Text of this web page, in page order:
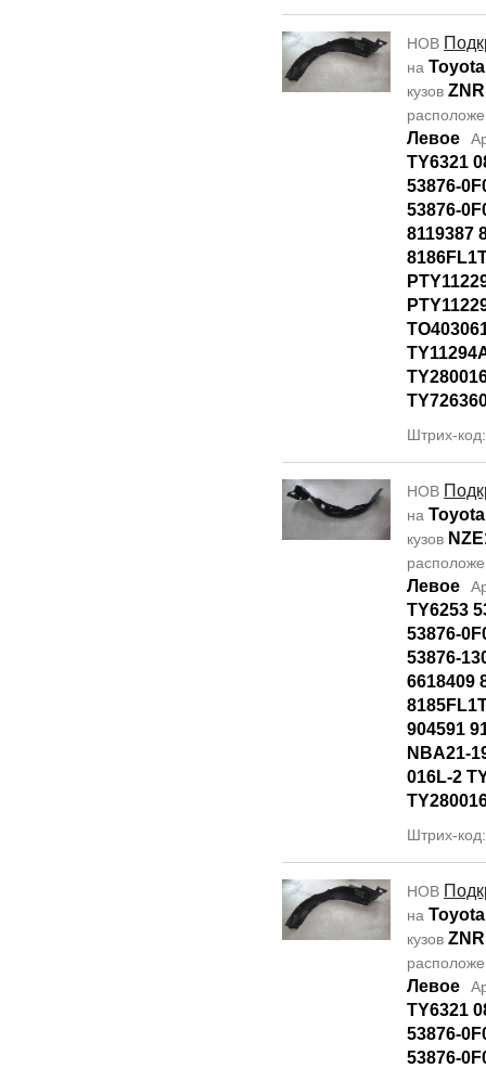
НОВ
на
кузов
Левое
TY6321
53876-
53876-
8119387
Штрих-
НОВ
на
кузов
Левое
TY6253
53876-
53876-
6618409
904591
NBA21-
016L-2
Штрих-
НОВ
на
кузов
Левое
TY6321
53876-
53876-